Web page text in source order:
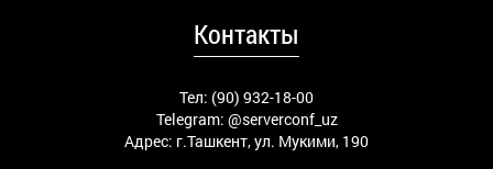
Контакты
Тел: (90) 932-18-00
Telegram: @serverconf_uz
Адрес: г.Ташкент, ул. Мукими, 190